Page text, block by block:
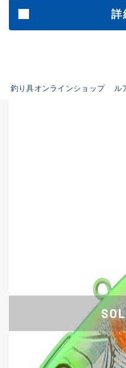
詳
釣り具オンラインショップ ル
新商品(35)